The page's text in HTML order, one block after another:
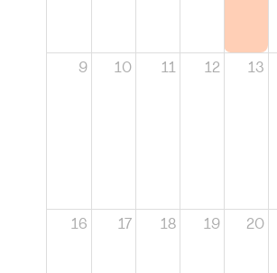
9 10 11 12 13
16 17 18 19 20